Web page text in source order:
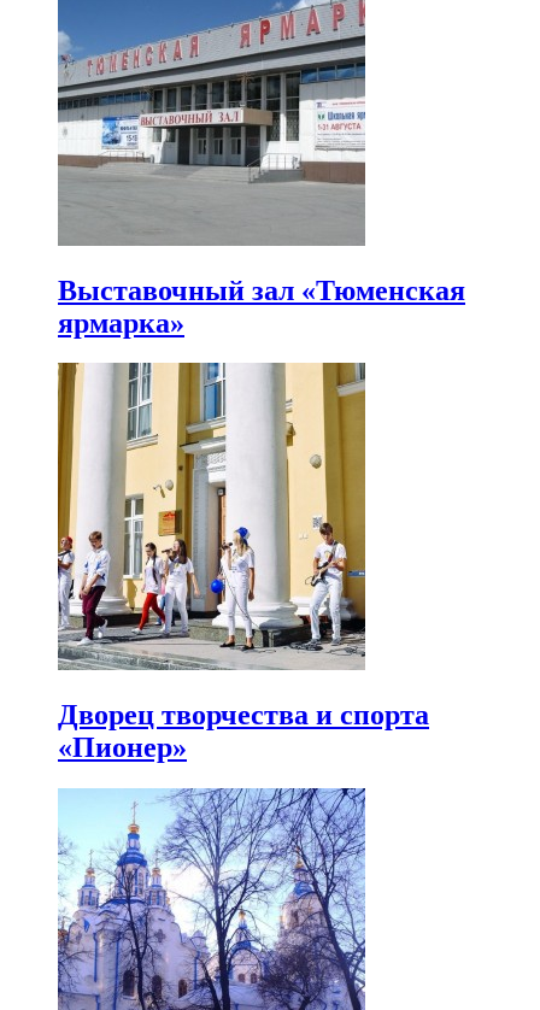
Выставочный зал «Тюменская
ярмарка»
Дворец творчества и спорта
«Пионер»